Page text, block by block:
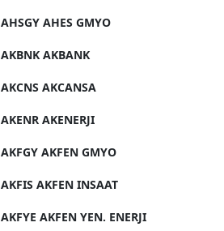
AHSGY AHES GMYO
AKBNK AKBANK
AKCNS AKCANSA
AKENR AKENERJI
AKFGY AKFEN GMYO
AKFIS AKFEN INSAAT
AKFYE AKFEN YEN. ENERJI